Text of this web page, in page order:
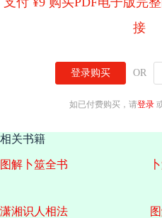
接
登录购买 OR
如已付费购买，请登录
相关书籍
图解卜筮全书
潇湘识人相法